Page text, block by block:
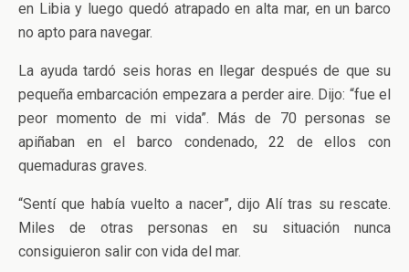
en Libia y luego quedó atrapado en alta mar, en un barco
no apto para navegar.
La ayuda tardó seis horas en llegar después de que su
pequeña embarcación empezara a perder aire. Dijo: “fue el
peor momento de mi vida”. Más de 70 personas se
apiñaban en el barco condenado, 22 de ellos con
quemaduras graves.
“Sentí que había vuelto a nacer”, dijo Alí tras su rescate.
Miles de otras personas en su situación nunca
consiguieron salir con vida del mar.